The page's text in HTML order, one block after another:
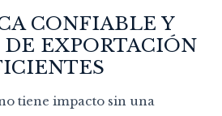
CONFIABLE Y
DE EXPORTACIÓN
tiene impacto sin una